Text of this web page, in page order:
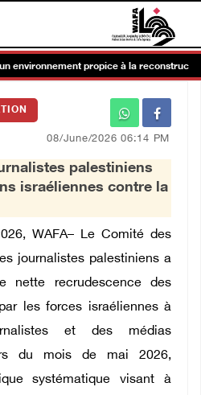
propice à la reconstruction
08/June/2026 06:14 PM
palestiniens
israéliennes contre la
WAFA– Le Comité des
journalistes palestiniens a
nette recrudescence des
les forces israéliennes à
et des médias
du mois de mai 2026,
systématique visant à